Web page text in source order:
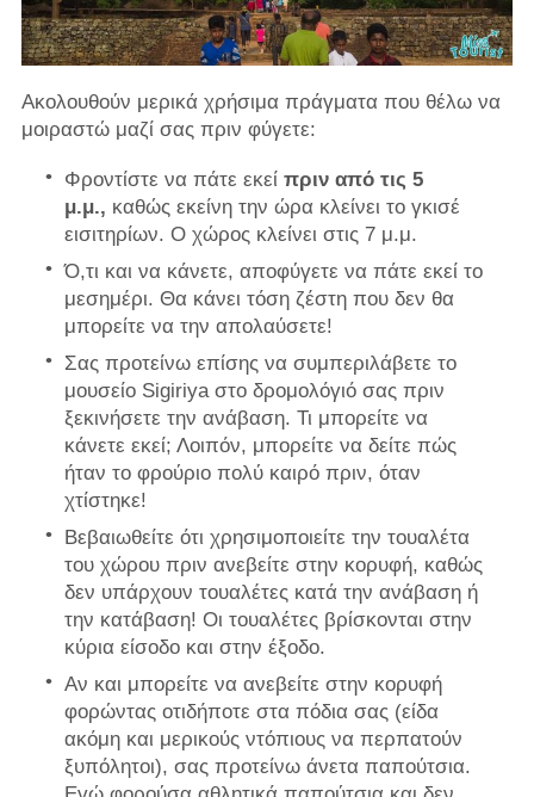
Ακολουθούν μερικά χρήσιμα πράγματα που θέλω να
μοιραστώ μαζί σας πριν φύγετε:
Φροντίστε να πάτε εκεί πριν από τις 5
μ.μ., καθώς εκείνη την ώρα κλείνει το γκισέ
εισιτηρίων. Ο χώρος κλείνει στις 7 μ.μ.
Ό,τι και να κάνετε, αποφύγετε να πάτε εκεί το
μεσημέρι. Θα κάνει τόση ζέστη που δεν θα
μπορείτε να την απολαύσετε!
Σας προτείνω επίσης να συμπεριλάβετε το
μουσείο Sigiriya στο δρομολόγιό σας πριν
ξεκινήσετε την ανάβαση. Τι μπορείτε να
κάνετε εκεί; Λοιπόν, μπορείτε να δείτε πώς
ήταν το φρούριο πολύ καιρό πριν, όταν
χτίστηκε!
Βεβαιωθείτε ότι χρησιμοποιείτε την τουαλέτα
του χώρου πριν ανεβείτε στην κορυφή, καθώς
δεν υπάρχουν τουαλέτες κατά την ανάβαση ή
την κατάβαση! Οι τουαλέτες βρίσκονται στην
κύρια είσοδο και στην έξοδο.
Αν και μπορείτε να ανεβείτε στην κορυφή
φορώντας οτιδήποτε στα πόδια σας (είδα
ακόμη και μερικούς ντόπιους να περπατούν
ξυπόλητοι), σας προτείνω άνετα παπούτσια.